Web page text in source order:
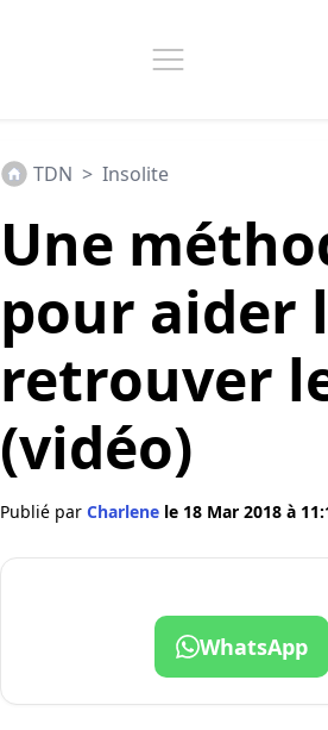
TDN > Insolite
Une
pour aider
retrouver
(vidéo)
Publié par Charlene le 18 Mar 2018 à
WhatsApp